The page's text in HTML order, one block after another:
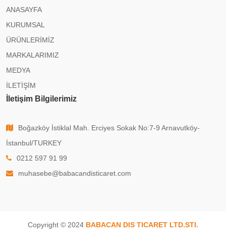
ANASAYFA
KURUMSAL
ÜRÜNLERİMİZ
MARKALARIMIZ
MEDYA
İLETİŞİM
İletişim Bilgilerimiz
Boğazköy İstiklal Mah. Erciyes Sokak No:7-9 Arnavutköy-
İstanbul/TURKEY
0212 597 91 99
muhasebe@babacandisticaret.com
Copyright © 2024 BABACAN DIS TICARET LTD.STI.